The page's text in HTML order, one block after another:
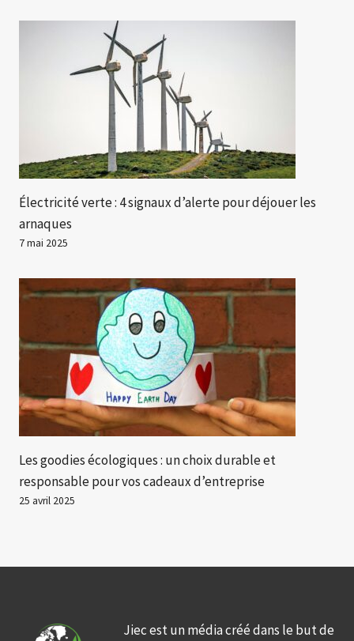
Électricité verte : 4 signaux d’alerte pour déjouer les
arnaques
7 mai 2025
Les goodies écologiques : un choix durable et
responsable pour vos cadeaux d’entreprise
25 avril 2025
Jiec est un média créé dans le but de